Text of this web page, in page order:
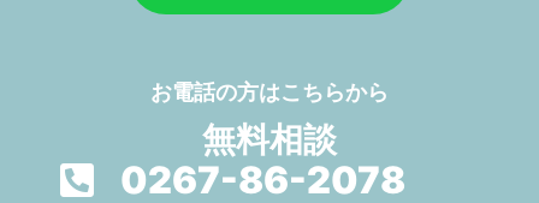
お電話の方はこちらから
無料相談
0267-86-2078